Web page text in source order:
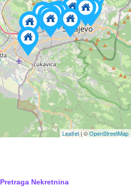
Leaflet| ©OpenStreetMap
Pretraga Nekretnina